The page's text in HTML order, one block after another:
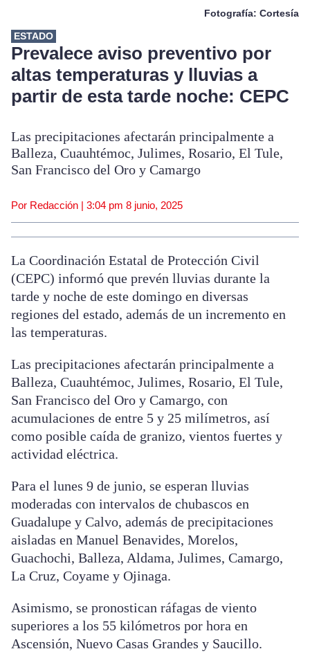
Fotografía: Cortesía
ESTADO
Prevalece aviso preventivo por
altas temperaturas y lluvias a
partir de esta tarde noche: CEPC
Las precipitaciones afectarán principalmente a
Balleza, Cuauhtémoc, Julimes, Rosario, El Tule,
San Francisco del Oro y Camargo
Por Redacción | 3:04 pm 8 junio, 2025
La Coordinación Estatal de Protección Civil
(CEPC) informó que prevén lluvias durante la
tarde y noche de este domingo en diversas
regiones del estado, además de un incremento en
las temperaturas.
Las precipitaciones afectarán principalmente a
Balleza, Cuauhtémoc, Julimes, Rosario, El Tule,
San Francisco del Oro y Camargo, con
acumulaciones de entre 5 y 25 milímetros, así
como posible caída de granizo, vientos fuertes y
actividad eléctrica.
Para el lunes 9 de junio, se esperan lluvias
moderadas con intervalos de chubascos en
Guadalupe y Calvo, además de precipitaciones
aisladas en Manuel Benavides, Morelos,
Guachochi, Balleza, Aldama, Julimes, Camargo,
La Cruz, Coyame y Ojinaga.
Asimismo, se pronostican ráfagas de viento
superiores a los 55 kilómetros por hora en
Ascensión, Nuevo Casas Grandes y Saucillo.